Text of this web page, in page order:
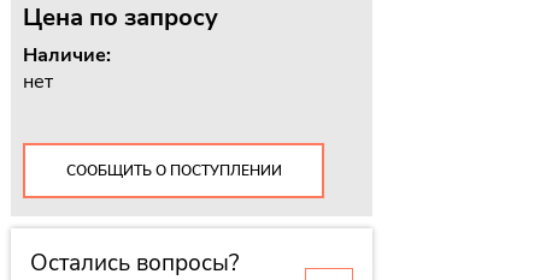
Цена по запросу
Наличие:
нет
СООБЩИТЬ О ПОСТУПЛЕНИИ
Остались вопросы?